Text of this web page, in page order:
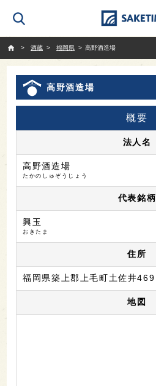
酒蔵
福岡県 高野酒造場
高野酒造場
概要
法人名
高野酒造場
たかのしゅぞうじょう
代表銘柄
興玉
おきたま
住所
福岡県築上郡上毛町土佐井469
地図